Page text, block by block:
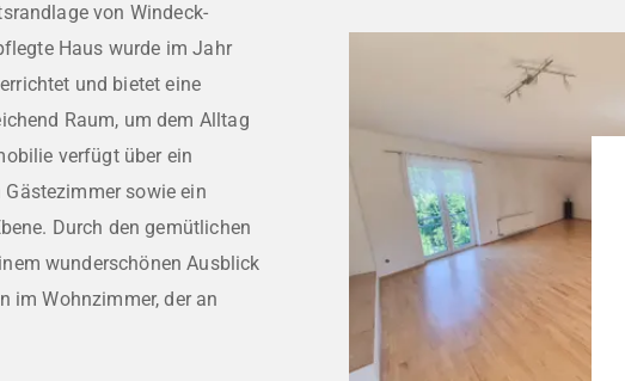
von Windeck-
Haus wurde im Jahr
und bietet eine
Raum, um dem Alltag
verfügt über ein
sowie ein
Durch den gemütlichen
wunderschönen Ausblick
im Wohnzimmer, der an